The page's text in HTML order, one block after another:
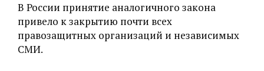
В России принятие аналогичного закона
привело к закрытию почти всех
правозащитных организаций и независимых
СМИ.